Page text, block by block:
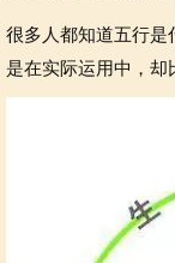
很多人都知道五行是
是在实际运用中，却